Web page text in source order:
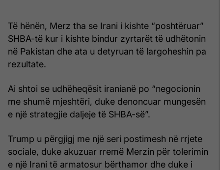
Të hënën, Merz tha se Irani i kishte “poshtëruar”
SHBA-të kur i kishte bindur zyrtarët të udhëtonin
në Pakistan dhe ata u detyruan të largoheshin pa
rezultate.
Ai shtoi se udhëheqësit iranianë po “negocionin
me shumë mjeshtëri, duke denoncuar mungesën
e një strategjie daljeje të SHBA-së”.
Trump u përgjigj me një seri postimesh në rrjete
sociale, duke akuzuar rremë Merzin për tolerimin
e një Irani të armatosur bërthamor dhe duke i